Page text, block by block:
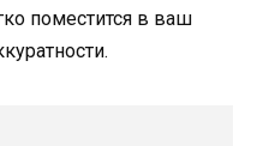
поместится в ваш